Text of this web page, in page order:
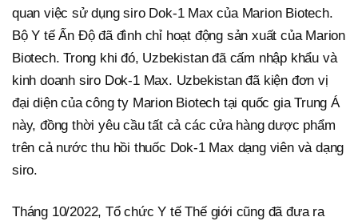
quan việc sử dụng siro Dok-1 Max của Marion Biotech.
Bộ Y tế Ấn Độ đã đình chỉ hoạt động sản xuất của Marion
Biotech. Trong khi đó, Uzbekistan đã cấm nhập khẩu và
kinh doanh siro Dok-1 Max. Uzbekistan đã kiện đơn vị
đại diện của công ty Marion Biotech tại quốc gia Trung Á
này, đồng thời yêu cầu tất cả các cửa hàng dược phẩm
trên cả nước thu hồi thuốc Dok-1 Max dạng viên và dạng
siro.
Tháng 10/2022, Tổ chức Y tế Thế giới cũng đã đưa ra